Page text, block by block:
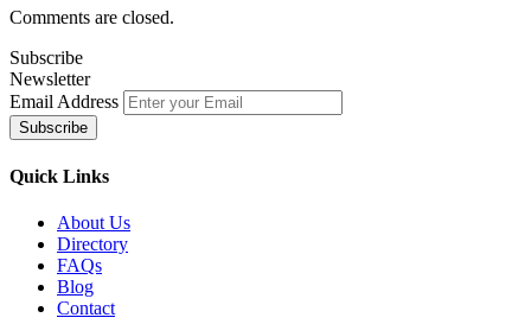
Comments are closed.
Subscribe
Newsletter
Email Address
Quick Links
About Us
Directory
FAQs
Blog
Contact